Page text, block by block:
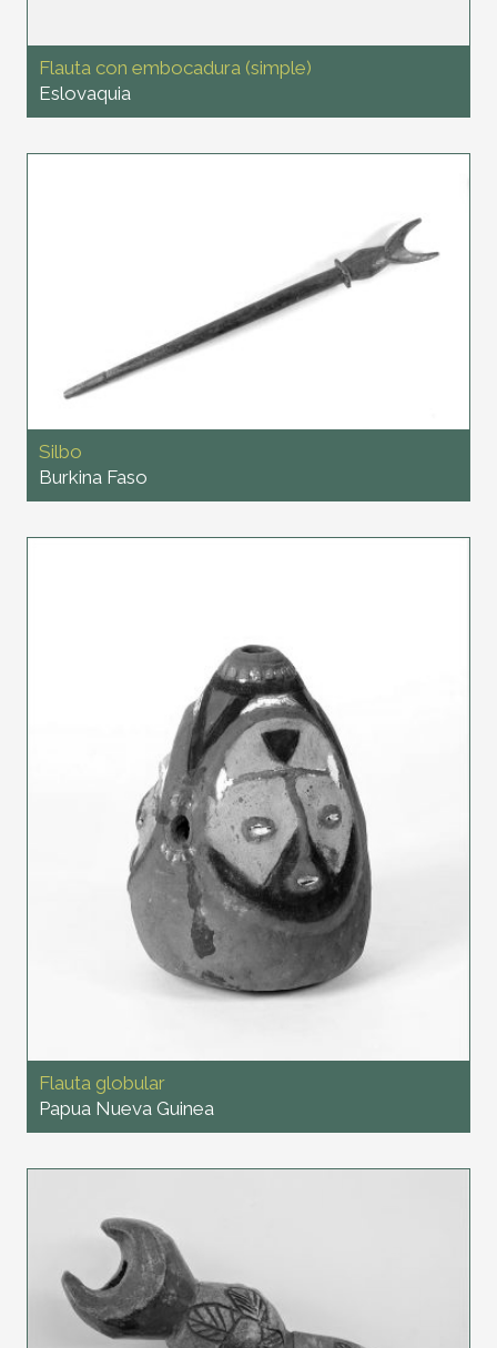
Flauta con embocadura (simple)
Eslovaquia
Silbo
Burkina Faso
Flauta globular
Papua Nueva Guinea